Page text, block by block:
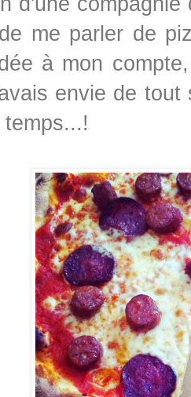
me parler de
à mon
envie de